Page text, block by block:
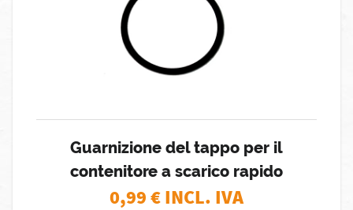
Guarnizione del tappo per il
contenitore a scarico rapido
0,99€ INCL. IVA